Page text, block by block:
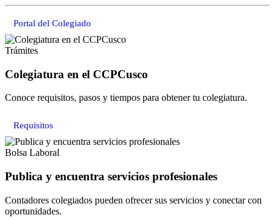
Portal del Colegiado
Trámites
Colegiatura en el CCPCusco
Conoce requisitos, pasos y tiempos para obtener tu colegiatura.
Requisitos
Bolsa Laboral
Publica y encuentra servicios profesionales
Contadores colegiados pueden ofrecer sus servicios y conectar con
oportunidades.